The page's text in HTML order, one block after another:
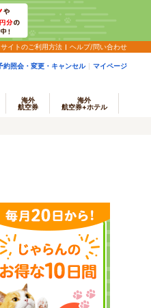
サイトのご利用方法 ヘルプ/問い合わせ
約照会・変更・キャンセル マイページ
海外
航空券
海外
航空券+ホテル